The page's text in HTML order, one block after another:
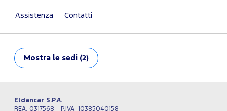
Assistenza Contatti
Mostra le sedi (2)
Eldancar S.P.A.
REA: 0317568 - P.IVA: 10385040158